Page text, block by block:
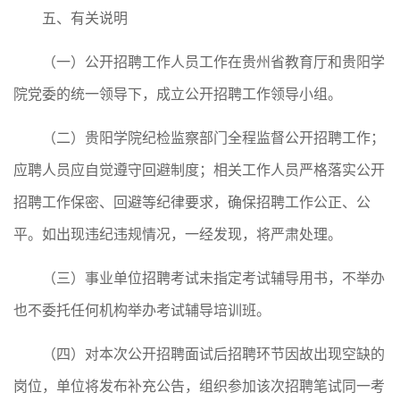
五、有关说明
（一）公开招聘工作人员工作在贵州省教育厅和贵阳学
院党委的统一领导下，成立公开招聘工作领导小组。
（二）贵阳学院纪检监察部门全程监督公开招聘工作；
应聘人员应自觉遵守回避制度；相关工作人员严格落实公开
招聘工作保密、回避等纪律要求，确保招聘工作公正、公
平。如出现违纪违规情况，一经发现，将严肃处理。
（三）事业单位招聘考试未指定考试辅导用书，不举办
也不委托任何机构举办考试辅导培训班。
（四）对本次公开招聘面试后招聘环节因故出现空缺的
岗位，单位将发布补充公告，组织参加该次招聘笔试同一考